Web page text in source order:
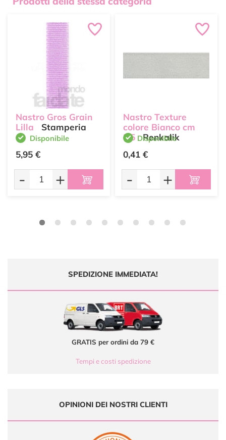
Nastro Gros Grain
Lilla
Stamperia
Disponibile
5,95 €
- +
Nastro Texture
colore Bianco cm
2,5 Renkalik
Disponibile
0,41 €
- +
SPEDIZIONE IMMEDIATA!
GRATIS per ordini da 79 €
Tempi e costi spedizione
OPINIONI DEI NOSTRI CLIENTI